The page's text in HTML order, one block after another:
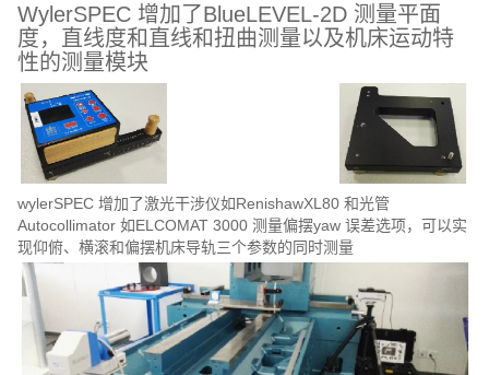
WylerSPEC 增加了BlueLEVEL-2D 测量平面
度，直线度和直线和扭曲测量以及机床运动特
性的测 量模块
wylerSPEC 增加了激光干涉仪如RenishawXL80 和光管
Autocollimator 如ELCOMAT 3000 测量偏摆yaw 误差选项，可以实
现仰俯、横滚和偏摆机床导轨三个参数的同时测量